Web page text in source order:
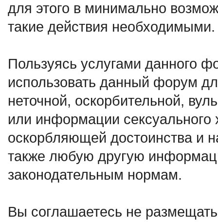
для этого в минимально
такие действия необходимыми.
Пользуясь услугами данного
использовать данный форум
неточной, оскорбительной,
или информации
оскорбляющей достоинства и
также любую другую
законодательным нормам.
Вы соглашаетесь не